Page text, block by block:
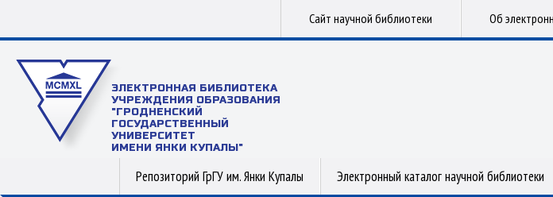
Сайт научной библиотеки Об
ЭЛЕКТРОННАЯ БИБЛИОТЕКА
УЧРЕЖДЕНИЯ ОБРАЗОВАНИЯ
"ГРОДНЕНСКИЙ
ГОСУДАРСТВЕННЫЙ
УНИВЕРСИТЕТ
ИМЕНИ ЯНКИ КУПАЛЫ"
Репозиторий ГрГУ им. Янки Купалы Электронный каталог научной библиотеки